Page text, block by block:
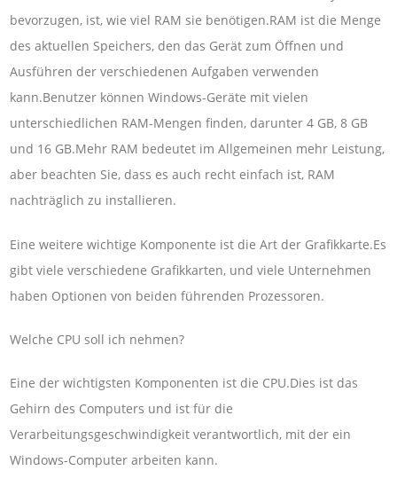
bevorzugen, ist, wie viel RAM sie benötigen.RAM ist die Menge
des aktuellen Speichers, den das Gerät zum Öffnen und
Ausführen der verschiedenen Aufgaben verwenden
kann.Benutzer können Windows-Geräte mit vielen
unterschiedlichen RAM-Mengen finden, darunter 4 GB, 8 GB
und 16 GB.Mehr RAM bedeutet im Allgemeinen mehr Leistung,
aber beachten Sie, dass es auch recht einfach ist, RAM
nachträglich zu installieren.
Eine weitere wichtige Komponente ist die Art der Grafikkarte.Es
gibt viele verschiedene Grafikkarten, und viele Unternehmen
haben Optionen von beiden führenden Prozessoren.
Welche CPU soll ich nehmen?
Eine der wichtigsten Komponenten ist die CPU.Dies ist das
Gehirn des Computers und ist für die
Verarbeitungsgeschwindigkeit verantwortlich, mit der ein
Windows-Computer arbeiten kann.